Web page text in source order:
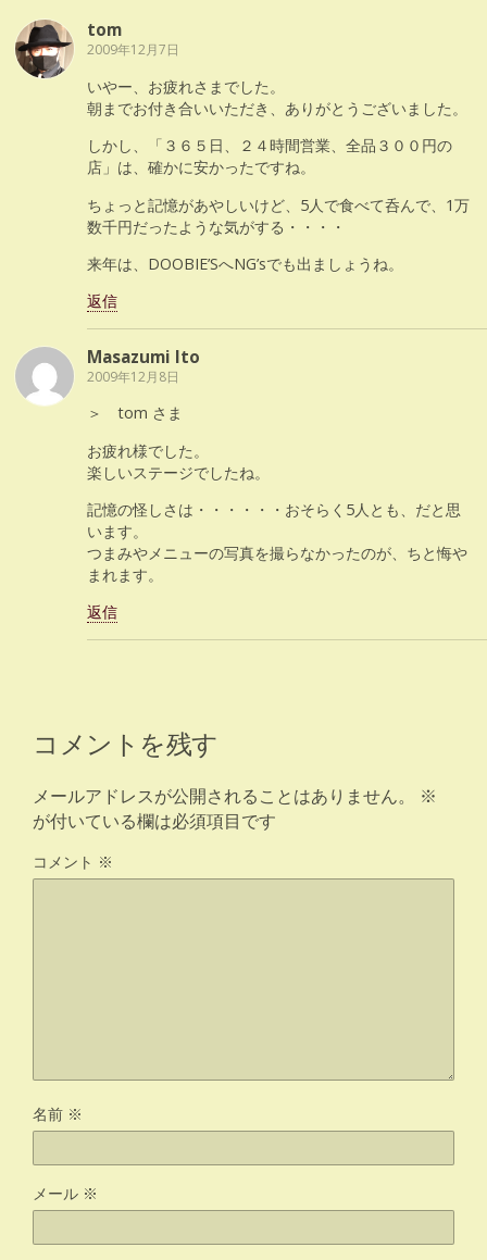
tom
2009年12月7日
いやー、お疲れさまでした。
朝までお付き合いいただき、ありがとうございました。
しかし、「３６５日、２４時間営業、全品３００円の
店」は、確かに安かったですね。
ちょっと記憶があやしいけど、5人で食べて呑んで、1万
数千円だったような気がする・・・・
来年は、DOOBIE’SへNG’sでも出ましょうね。
返信
Masazumi Ito
2009年12月8日
＞ tom さま
お疲れ様でした。
楽しいステージでしたね。
記憶の怪しさは・・・・・・おそらく5人とも、だと思
います。
つまみやメニューの写真を撮らなかったのが、ちと悔や
まれます。
返信
コメントを残す
メールアドレスが公開されることはありません。
※
が付いている欄は必須項目です
コメント ※
名前 ※
メール ※